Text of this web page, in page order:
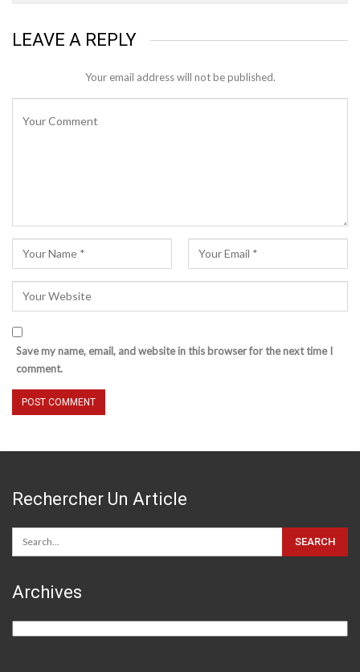
LEAVE A REPLY
Your email address will not be published.
Save my name, email, and website in this browser for the next time I
comment.
Rechercher Un Article
Archives